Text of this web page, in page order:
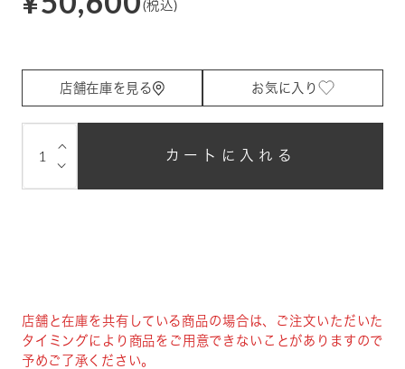
(税込)
店舗在庫を見る お気に入り
⌵
⌵ カートに入れる
店舗と在庫を共有している商品の場合は、ご注文いただいた
タイミングにより商品をご用意できないことがありますので
予めご了承ください。